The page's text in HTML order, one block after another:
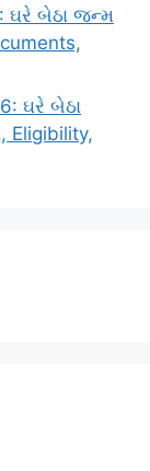
ઘરે બેઠા જન્મ
ઘરે બેઠા
Eligibility,